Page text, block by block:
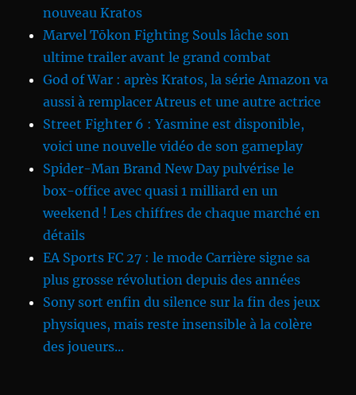
nouveau Kratos
Marvel Tōkon Fighting Souls lâche son
ultime trailer avant le grand combat
God of War : après Kratos, la série Amazon va
aussi à remplacer Atreus et une autre actrice
Street Fighter 6 : Yasmine est disponible,
voici une nouvelle vidéo de son gameplay
Spider-Man Brand New Day pulvérise le
box-office avec quasi 1 milliard en un
weekend ! Les chiffres de chaque marché en
détails
EA Sports FC 27 : le mode Carrière signe sa
plus grosse révolution depuis des années
Sony sort enfin du silence sur la fin des jeux
physiques, mais reste insensible à la colère
des joueurs...